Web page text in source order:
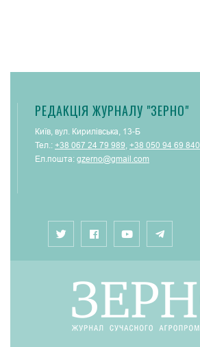
РЕДАКЦІЯ ЖУРНАЛУ "ЗЕРНО"
Київ, вул. Кирилівська, 13-Б
Тел.: +38 067 24 79 989, +38 050 94 69 840
Ел.пошта: gzerno@gmail.com